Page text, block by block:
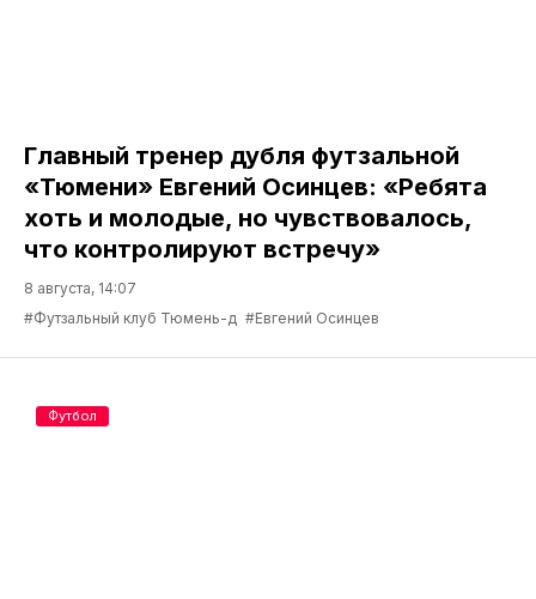
Главный тренер дубля футзальной
«Тюмени» Евгений Осинцев: «Ребята
хоть и молодые, но чувствовалось,
что контролируют встречу»
8 августа, 14:07
#Футзальный клуб Тюмень-д #Евгений Осинцев
Футбол